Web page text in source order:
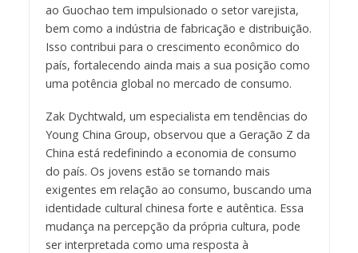
ao Guochao tem impulsionado o setor varejista,
bem como a indústria de fabricação e distribuição.
Isso contribui para o crescimento econômico do
país, fortalecendo ainda mais a sua posição como
uma potência global no mercado de consumo.
Zak Dychtwald, um especialista em tendências do
Young China Group, observou que a Geração Z da
China está redefinindo a economia de consumo
do país. Os jovens estão se tornando mais
exigentes em relação ao consumo, buscando uma
identidade cultural chinesa forte e autêntica. Essa
mudança na percepção da própria cultura, pode
ser interpretada como uma resposta à